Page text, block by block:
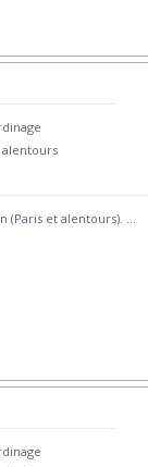
alentours
(Paris et alentours). ...